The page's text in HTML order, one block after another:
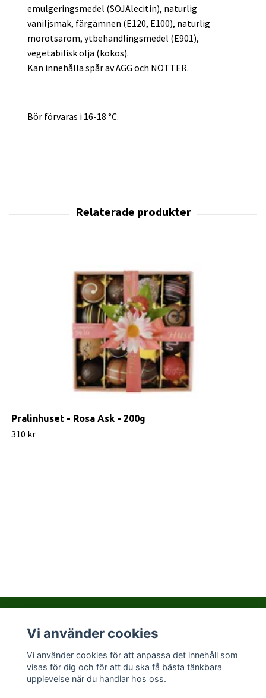
emulgeringsmedel (SOJAlecitin), naturlig
vaniljsmak, färgämnen (E120, E100), naturlig
morotsarom, ytbehandlingsmedel (E901),
vegetabilisk olja (kokos).
Kan innehålla spår av ÄGG och NÖTTER.
Bör förvaras i 16-18 °C.
Pralinhuset - Rosa Ask - 200g
310 kr
Kontakta PralinHuset
Sociala medier
Vi använder cookies
Vi använder cookies för att anpassa det innehåll som
visas för dig och för att du ska få bästa tänkbara
upplevelse när du handlar hos oss.